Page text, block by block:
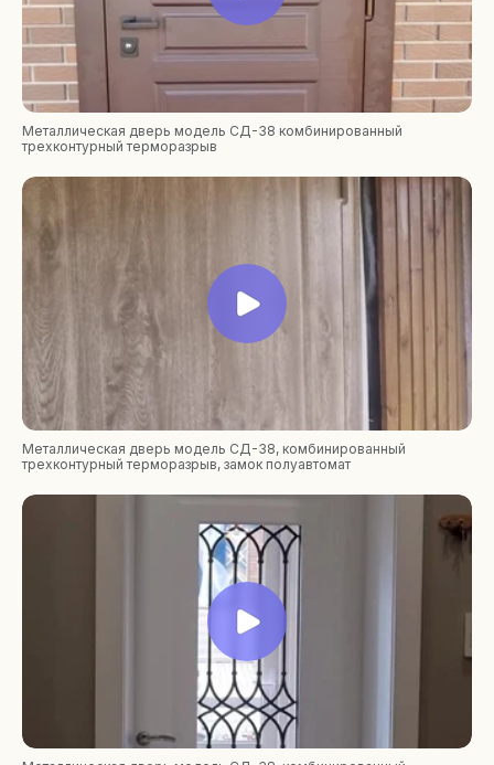
Металлическая дверь модель СД-38 комбинированный
трехконтурный терморазрыв
Металлическая дверь модель СД-38, комбинированный
трехконтурный терморазрыв, замок полуавтомат